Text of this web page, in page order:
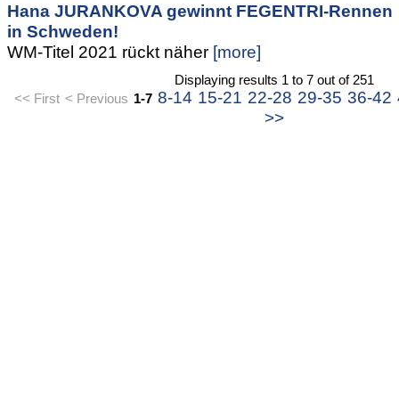
Hana JURANKOVA gewinnt FEGENTRI-Rennen
in Schweden!
WM-Titel 2021 rückt näher [more]
Displaying results 1 to 7 out of 251
<< First < Previous 1-7 8-14 15-21 22-28 29-35 36-42
>>